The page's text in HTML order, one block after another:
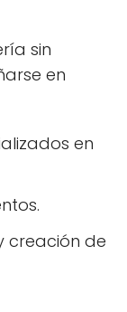
sin
en
en
creación de